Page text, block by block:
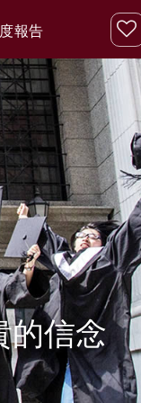
報告
的信念